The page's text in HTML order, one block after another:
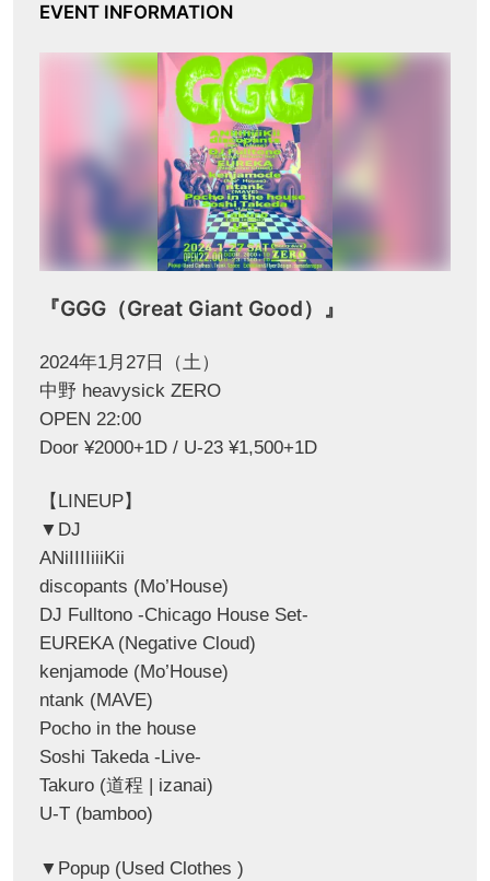
EVENT INFORMATION
『GGG（Great Giant Good）』
2024年1月27日（土）
中野 heavysick ZERO
OPEN 22:00
Door ¥2000+1D / U-23 ¥1,500+1D
【LINEUP】
▼DJ
ANiIIIIiiiKii
discopants (Mo’House)
DJ Fulltono -Chicago House Set-
EUREKA (Negative Cloud)
kenjamode (Mo’House)
ntank (MAVE)
Pocho in the house
Soshi Takeda -Live-
Takuro (道程 | izanai)
U-T (bamboo)
▼Popup (Used Clothes )